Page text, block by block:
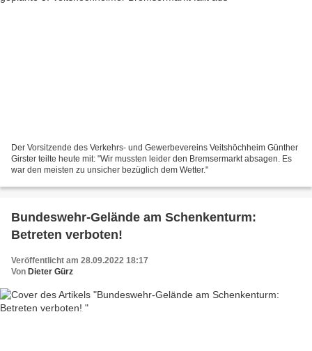
Der Vorsitzende des Verkehrs- und Gewerbevereins Veitshöchheim Günther
Girster teilte heute mit: "Wir mussten leider den Bremsermarkt absagen. Es
war den meisten zu unsicher bezüglich dem Wetter."
Bundeswehr-Gelände am Schenkenturm:
Betreten verboten!
Veröffentlicht am 28.09.2022 18:17
Von Dieter Gürz